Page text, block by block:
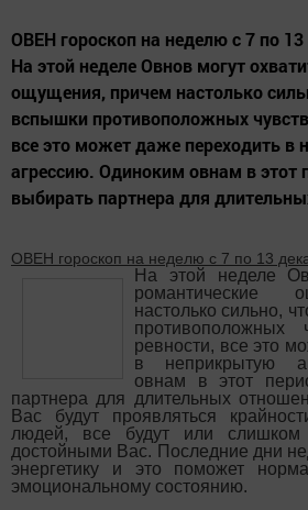
ОВЕН гороскоп на неделю с 7 по
На этой неделе Овнов могут
ощущения, причем настолько
вспышки противоположных
все это может даже переходить в
агрессию. Одиноким овнам в этот
выбирать партнера для
ОВЕН гороскоп на неделю с 7 по 13
На этой неделе
романтические
настолько сильно,
ревности, все это
в неприкрытую
овнам в этот
партнера для длительных
Вас будут проявляться
людей, все будут или
достойными Вас. Последние дни
энергетику и это поможет
эмоциональному состоянию.